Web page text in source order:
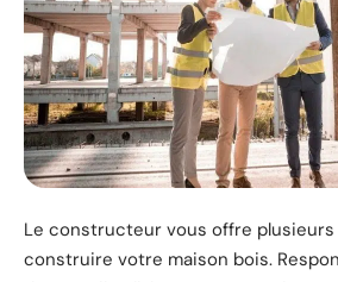
Le constructeur vous offre
construire votre maison bois.